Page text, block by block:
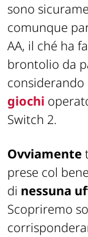
sono
comunque
AA, il ché ha
brontolio da
considerando
giochi
Switch 2.
Ovviamente
prese col
di nessuna
Scopriremo